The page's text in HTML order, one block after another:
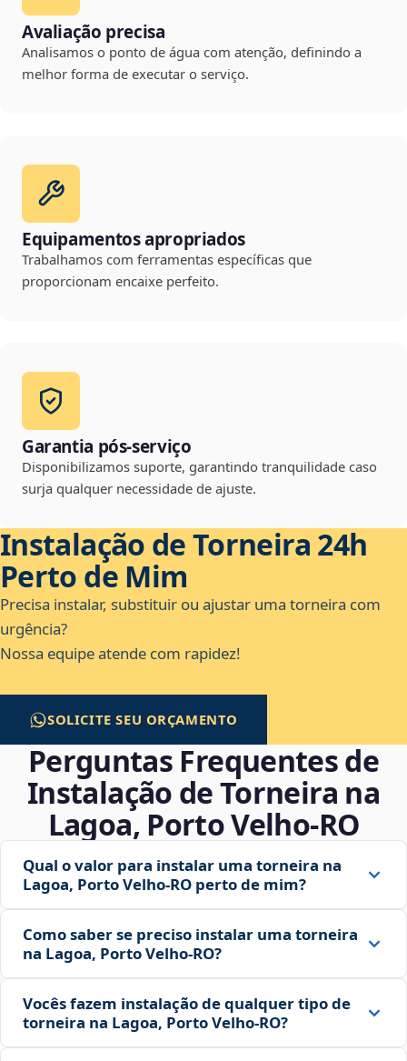
Avaliação precisa
Analisamos o ponto de água com atenção, definindo a
melhor forma de executar o serviço.
Equipamentos apropriados
Trabalhamos com ferramentas específicas que
proporcionam encaixe perfeito.
Garantia pós-serviço
Disponibilizamos suporte, garantindo tranquilidade caso
surja qualquer necessidade de ajuste.
Instalação de Torneira 24h
Perto de Mim
Precisa instalar, substituir ou ajustar uma torneira com
urgência?
Nossa equipe atende com rapidez!
SOLICITE SEU ORÇAMENTO
Perguntas Frequentes de
Instalação de Torneira na
Lagoa, Porto Velho‑RO
Qual o valor para instalar uma torneira na
Lagoa, Porto Velho‑RO perto de mim?
Como saber se preciso instalar uma torneira
na Lagoa, Porto Velho‑RO?
Vocês fazem instalação de qualquer tipo de
torneira na Lagoa, Porto Velho‑RO?